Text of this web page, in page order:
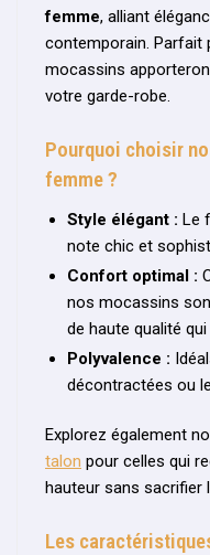
femme, alliant
contemporain. Parfait
mocassins
votre garde-robe.
Pourquoi choisir
femme ?
Style élégant : Le
note chic et
Confort optimal :
nos mocassins
de haute qualité
Polyvalence :
décontractées ou
Explorez également
talon pour celles qui
hauteur sans sacrifier
Les